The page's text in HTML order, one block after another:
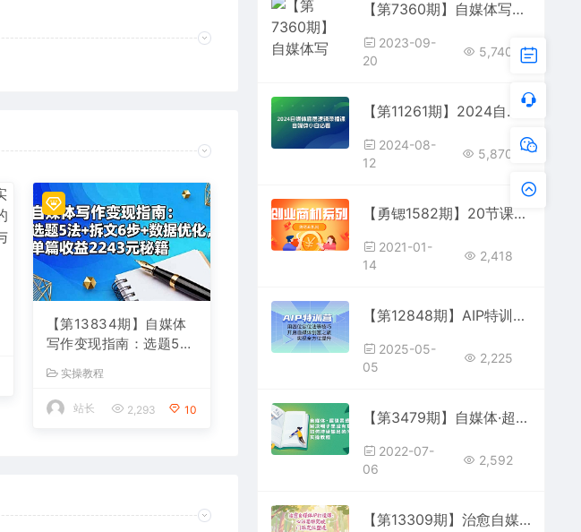
【第13834期】自媒体
写作变现指南：选题5法
单篇收益2243元秘籍
实操教程
站长 2,293 10
【第7360期】自媒体写作-基础课程：靠写作赚钱，培训出独特内容风格 有自己粉丝群体
2023-09-
20
5,740
【第11261期】2024自媒体底层逻辑录播课，自媒体小白必看
2024-08-
12
5,870
【勇锶1582期】20节课小白零基础学PhotoShop 带你走进PS的神奇世界
2021-01-
14
2,418
【第12848期】AIP特训营，用四位定位法等技巧，开启自媒体创富之旅，实现全方位提升
2025-05-
05
2,225
【第3479期】自媒体·超级灵感课，解决帽子里没有货，如何持续输出的问题，实操教程
2022-07-
06
2,592
【第13309期】治愈自媒体IP打造课：心法思维突破，门派定位塑造，商业闭环搭建